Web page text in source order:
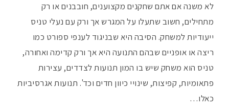
לא משנה אם אתם שחקנים מקצוענים, חובבנים או רק
מתחילים, חשוב שתעלו על המגרש אך ורק עם נעלי טניס
ייעודיות למשחק. הסיבה היא שבניגוד לענפי ספורט כמו
ריצה או אופניים שבהם התנועה היא אך ורק קדימה ואחורה,
טניס הוא משחק שיש בו המון תנועות לצדדים, עצירות
פתאומיות, קפיצות, שינויי כיוון חדים וכד'. תנועות אגרסיביות
כאלו…